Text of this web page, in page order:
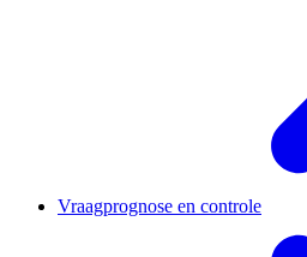
Vraagprognose en controle